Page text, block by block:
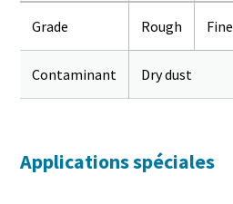
Grade Rough Fine
Contaminant Dry dust
Applications spéciales